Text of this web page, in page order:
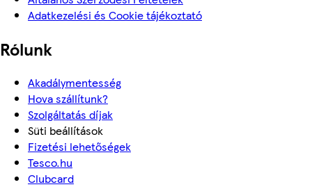
Adatkezelési és Cookie tájékoztató
Rólunk
Akadálymentesség
Hova szállítunk?
Szolgáltatás díjak
Süti beállítások
Fizetési lehetőségek
Tesco.hu
Clubcard